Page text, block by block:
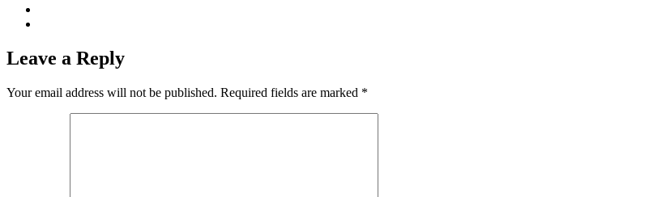
Leave a Reply
Your email address will not be published. Required fields are marked *